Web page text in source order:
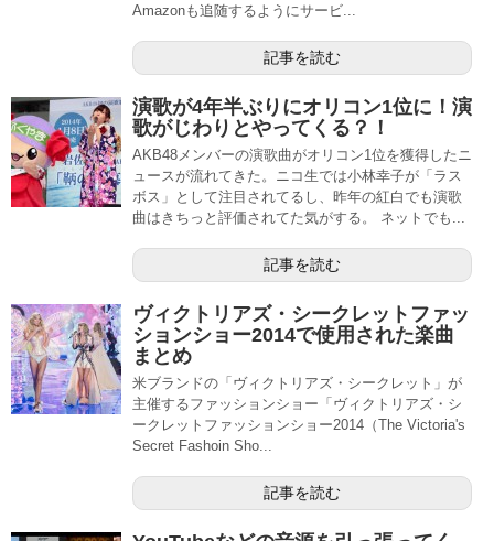
Amazonも追随するようにサービ...
記事を読む
演歌が4年半ぶりにオリコン1位に！演
歌がじわりとやってくる？！
AKB48メンバーの演歌曲がオリコン1位を獲得したニ
ュースが流れてきた。ニコ生では小林幸子が「ラス
ボス」として注目されてるし、昨年の紅白でも演歌
曲はきちっと評価されてた気がする。 ネットでも...
記事を読む
ヴィクトリアズ・シークレットファッ
ションショー2014で使用された楽曲
まとめ
米ブランドの「ヴィクトリアズ・シークレット」が
主催するファッションショー「ヴィクトリアズ・シ
ークレットファッションショー2014（The Victoria's
Secret Fashoin Sho...
記事を読む